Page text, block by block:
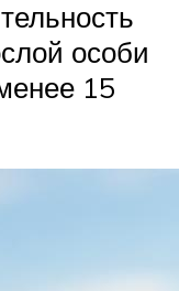
особи
15